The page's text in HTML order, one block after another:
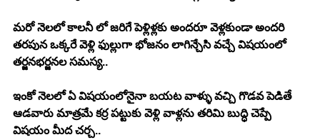
మరో నెలలో కాలనీ లో జరిగే పెళ్లిళ్లకు అందరూ వెళ్లకుండా అందరి
తరపున ఒక్కరే వెళ్లి ఫుల్లుగా భోజనం లాగిన్చేసి వచ్చే విషయంలో
తర్జనభర్జనల సమస్య..
ఇంకో నెలలో ఏ విషయంలోనైనా బయట వాళ్ళు వచ్చి గొడవ పెడితే
ఆడవారు మాత్రమే కర్ర పట్టుకు వెళ్లి వాళ్లను తరిమి బుద్ధి చెప్పే
విషయం మీద చర్చ..